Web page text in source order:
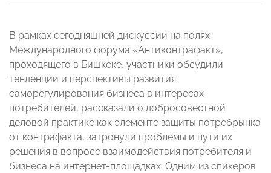
В рамках сегодняшней дискуссии на полях
Международного форума «Антиконтрафакт»,
проходящего в Бишкеке, участники обсудили
тенденции и перспективы развития
саморегулирования бизнеса в интересах
потребителей, рассказали о добросовестной
деловой практике как элементе защиты потребрынка
от контрафакта, затронули проблемы и пути их
решения в вопросе взаимодействия потребителя и
бизнеса на интернет-площадках. Одним из спикеров